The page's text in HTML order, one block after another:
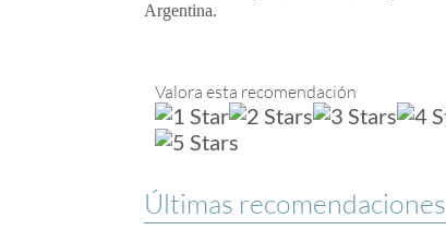
Argentina.
Valora esta recomendación
Últimas recomendaciones